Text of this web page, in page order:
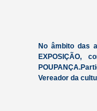
No âmbito das
EXPOSIÇÃO,
Vereador da